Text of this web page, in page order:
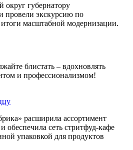
округ губернатору
провели экскурсию по
масштабной модернизации.
блистать – вдохновлять
и профессионализмом!
расширила ассортимент
обеспечила сеть стритфуд-кафе
упаковкой для продуктов